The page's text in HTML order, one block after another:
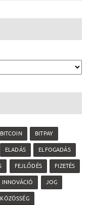
BITCOIN BITPAY
ELADÁS ELFOGADÁS
FEJLŐDÉS FIZETÉS
INNOVÁCIÓ JOG
KÖZÖSSÉG